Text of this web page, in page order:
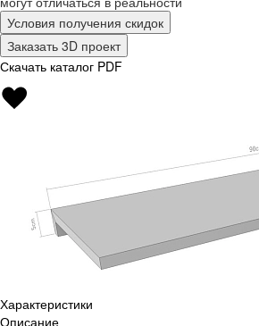
Условия получения скидок
Заказать 3D проект
Скачать каталог PDF
Характеристики
Описание